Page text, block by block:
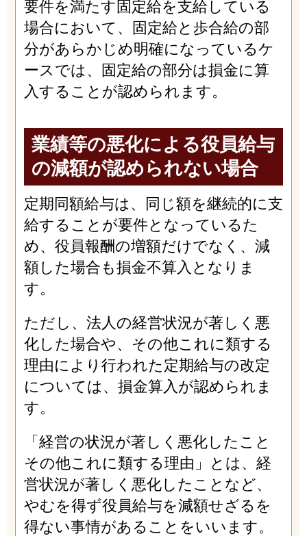
要件を満たす固定給を支給している
場合において、固定給と歩合給の部
分があらかじめ明確になっているケ
ースでは、固定給の部分は損金に算
入することが認められます。
業績等の悪化による役員給与
の減額が認められない場合
定期同額給与は、同じ額を継続的に支
給することが要件となっているた
め、役員報酬の増額だけでなく、減
額した場合も損金不算入となりま
す。
ただし、法人の経営状況が著しく悪
化した場合や、その他これに類する
理由により行われた定期給与の改定
については、損金算入が認められま
す。
「経営の状況が著しく悪化したこと
その他これに類する理由」とは、経
営状況が著しく悪化したことなど、
やむを得ず役員給与を減額せざるを
得ない事情があることをいいます。